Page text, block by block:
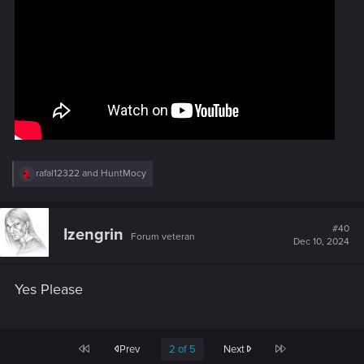
R
c
i
o
:
rafal12322 and HuntMocy
Izengrin Forum veteran
#40
Dec 10, 2024
Yes Please
First Prev 2 of 5 Next Last